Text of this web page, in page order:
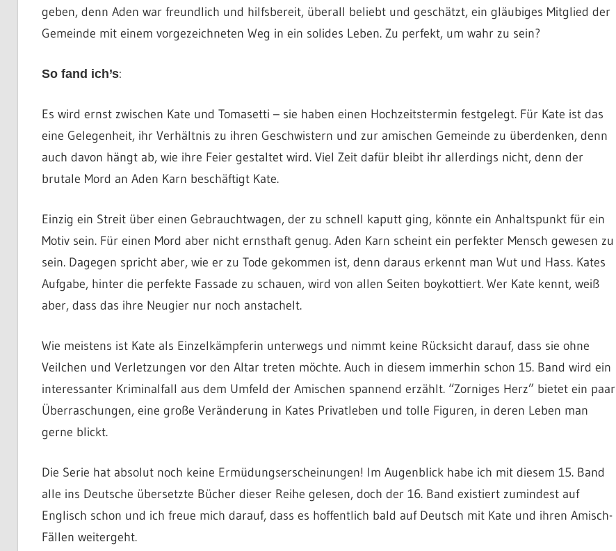
geben, denn Aden war freundlich und hilfsbereit, überall beliebt und geschätzt, ein gläubiges Mitglied der
Gemeinde mit einem vorgezeichneten Weg in ein solides Leben. Zu perfekt, um wahr zu sein?
So fand ich’s:
Es wird ernst zwischen Kate und Tomasetti – sie haben einen Hochzeitstermin festgelegt. Für Kate ist das
eine Gelegenheit, ihr Verhältnis zu ihren Geschwistern und zur amischen Gemeinde zu überdenken, denn
auch davon hängt ab, wie ihre Feier gestaltet wird. Viel Zeit dafür bleibt ihr allerdings nicht, denn der
brutale Mord an Aden Karn beschäftigt Kate.
Einzig ein Streit über einen Gebrauchtwagen, der zu schnell kaputt ging, könnte ein Anhaltspunkt für ein
Motiv sein. Für einen Mord aber nicht ernsthaft genug. Aden Karn scheint ein perfekter Mensch gewesen zu
sein. Dagegen spricht aber, wie er zu Tode gekommen ist, denn daraus erkennt man Wut und Hass. Kates
Aufgabe, hinter die perfekte Fassade zu schauen, wird von allen Seiten boykottiert. Wer Kate kennt, weiß
aber, dass das ihre Neugier nur noch anstachelt.
Wie meistens ist Kate als Einzelkämpferin unterwegs und nimmt keine Rücksicht darauf, dass sie ohne
Veilchen und Verletzungen vor den Altar treten möchte. Auch in diesem immerhin schon 15. Band wird ein
interessanter Kriminalfall aus dem Umfeld der Amischen spannend erzählt. “Zorniges Herz” bietet ein paar
Überraschungen, eine große Veränderung in Kates Privatleben und tolle Figuren, in deren Leben man
gerne blickt.
Die Serie hat absolut noch keine Ermüdungserscheinungen! Im Augenblick habe ich mit diesem 15. Band
alle ins Deutsche übersetzte Bücher dieser Reihe gelesen, doch der 16. Band existiert zumindest auf
Englisch schon und ich freue mich darauf, dass es hoffentlich bald auf Deutsch mit Kate und ihren Amisch-
Fällen weitergeht.